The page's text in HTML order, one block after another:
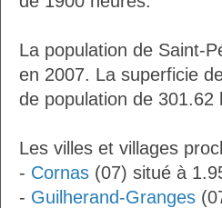
La population de Saint-
en 2007. La superficie
de population de 301.62
Les villes et villages
- Cornas (07) situé à
- Guilherand-Granges